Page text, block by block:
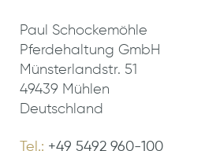
Paul Schockemöhle
Pferdehaltung GmbH
Münsterlandstr. 51
49439 Mühlen
Deutschland
Tel.: +49 5492 960-100